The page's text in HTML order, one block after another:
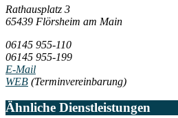
Rathausplatz 3
65439 Flörsheim am Main
06145 955-110
06145 955-199
E-Mail
WEB (Terminvereinbarung)
Ähnliche Dienstleistungen